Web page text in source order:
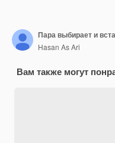
Пара выбирает и
Hasan As Ari
Вам также могут